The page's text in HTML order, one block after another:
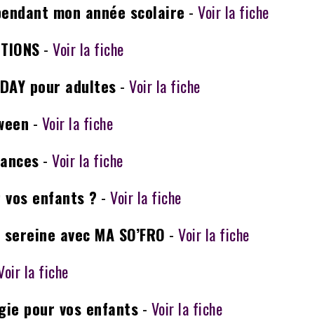
mon année scolaire - Voir la fiche
- Voir la fiche
pour adultes - Voir la fiche
- Voir la fiche
- Voir la fiche
enfants ? - Voir la fiche
avec MA SO’FRO - Voir la fiche
la fiche
pour vos enfants - Voir la fiche